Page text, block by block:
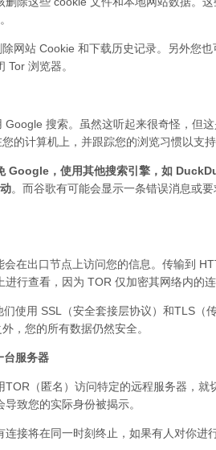
网站 Cookie 和下载历史记录。另外您
Tor 浏览器。
搜索。虽然这听起来很奇怪，但
的计算机上，并跟踪您的浏览习惯以支持
Google，使用其他搜索引擎，如
。而谷歌有可能会显示一条错误消息或
在出口节点上访问您的信息。传输到
行查看，因为 TOR 仅加密其网络内的连
使用 SSL（安全套接层协议）和TLS（
，您的所有数据仍然安全。
台服务器
TOR（匿名）访问特定的远程服务器，就
致您的实际身份被揭示。
接将在同一时刻终止，如果有人对你进